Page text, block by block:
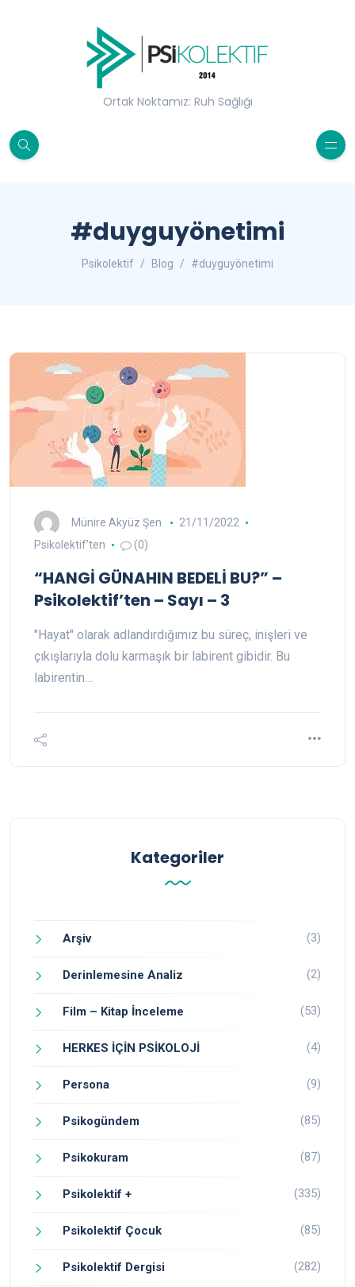
Ortak Noktamız: Ruh Sağlığı
#duyguyönetimi
Psikolektif Blog #duyguyönetimi
Münire Akyüz Şen
21/11/2022
Psikolektif'ten
(0)
“HANGİ GÜNAHIN BEDELİ BU?” –
Psikolektif’ten – Sayı – 3
"Hayat" olarak adlandırdığımız bu süreç, inişleri ve
çıkışlarıyla dolu karmaşık bir labirent gibidir. Bu
labirentin…
Kategoriler
Arşiv (3)
Derinlemesine Analiz (2)
Film – Kitap İnceleme (53)
HERKES İÇİN PSİKOLOJİ (4)
Persona (9)
Psikogündem (85)
Psikokuram (87)
Psikolektif + (335)
Psikolektif Çocuk (85)
Psikolektif Dergisi (282)